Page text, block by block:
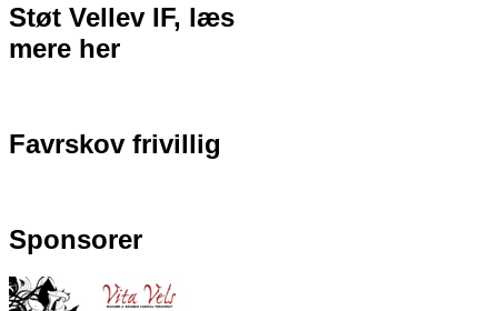
Støt Vellev IF, læs
mere her
Favrskov frivillig
Sponsorer